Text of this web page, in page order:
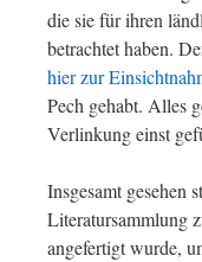
die sie für ihren
betrachtet haben.
hier zur
Pech gehabt. Alles
Verlinkung einst
Insgesamt gesehen
Literatursammlung
angefertigt wurde,